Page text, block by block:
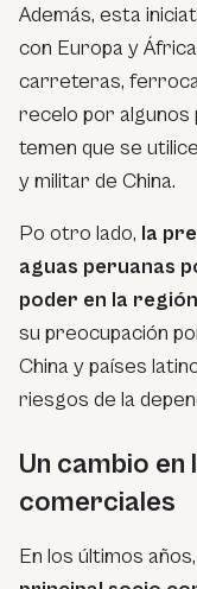
Además, esta
con Europa y
carreteras,
recelo por algunos
temen que se
y militar de China.
Po otro lado, la
aguas peruanas
poder en la región
su preocupación
China y países
riesgos de la
Un cambio
comerciales
En los últimos años,